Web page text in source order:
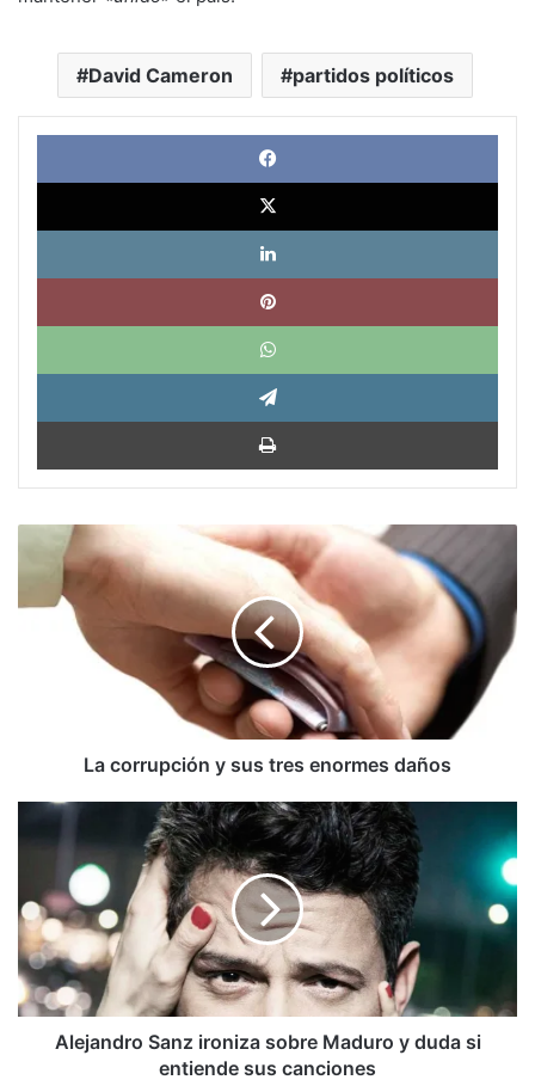
David Cameron partidos políticos
X
corrupción
sus
La corrupción y sus tres enormes daños
Alejandro
sobre
Maduro
y
duda
si
entiende
Alejandro Sanz ironiza sobre Maduro y duda si
entiende sus canciones